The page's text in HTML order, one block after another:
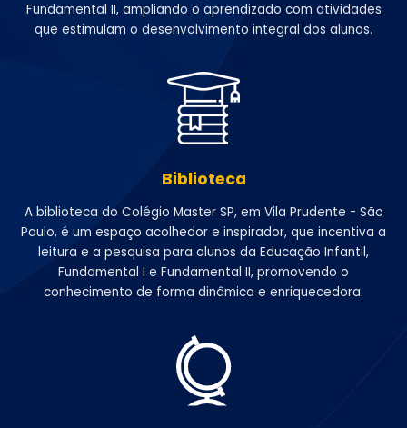
Fundamental II, ampliando o aprendizado com atividades
que estimulam o desenvolvimento integral dos alunos.
Biblioteca
A biblioteca do Colégio Master SP, em Vila Prudente - São
Paulo, é um espaço acolhedor e inspirador, que incentiva a
leitura e a pesquisa para alunos da Educação Infantil,
Fundamental I e Fundamental II, promovendo o
conhecimento de forma dinâmica e enriquecedora.